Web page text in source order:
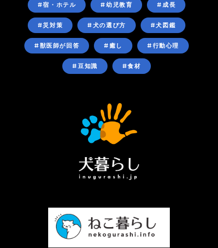
#宿・ホテル #幼児教育 #成長
#災対策 #犬の選び方 #犬図鑑
#獣医師が回答 #癒し #行動心理
#豆知識 #食材